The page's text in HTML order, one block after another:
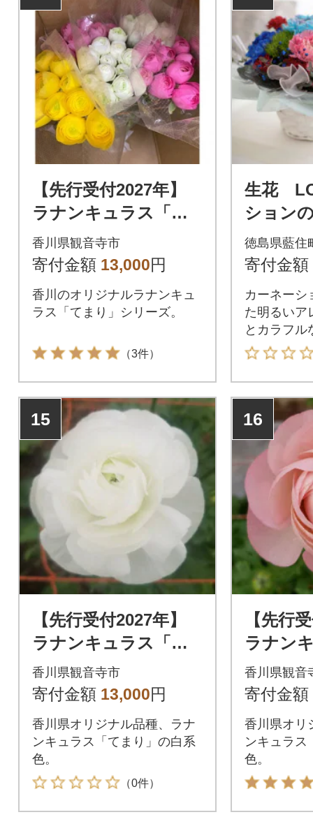
【先行受付2027年】
ラナンキュラス「品
種混合セット」切花
50本 色おまかせ
香川県観音寺市
寄付金額 13,000円
香川のオリジナルラナンキュ
ラス「てまり」シリーズ。
（3件）
生花
ション
ワーア
徳島県藍住
寄付金額
カーネーシ
た明るいア
とカラフル
を引き立て
15
【先行受付2027年】
ラナンキュラス「て
まり(白系色)」切花50
本
香川県観音寺市
寄付金額 13,000円
香川県オリジナル品種、ラナ
ンキュラス「てまり」の白系
色。
（0件）
16
【先行
ラナン
まり(桃
本
香川県観音
寄付金額
香川県オリ
ンキュラス
色。